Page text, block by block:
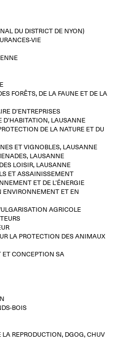
DU DISTRICT DE NYON)
VIE
FORÊTS, DE LA FAUNE ET DE LA
D’ENTREPRISES
D’HABITATION, LAUSANNE
DE LA NATURE ET DU
ET VIGNOBLES, LAUSANNE
LAUSANNE
LOISIR, LAUSANNE
ET ASSAINISSEMENT
ET DE L’ÉNERGIE
ENVIRONNEMENT ET EN
AGRICOLE
LA PROTECTION DES ANIMAUX
ET CONCEPTION SA
BOIS
REPRODUCTION, DGOG, CHUV